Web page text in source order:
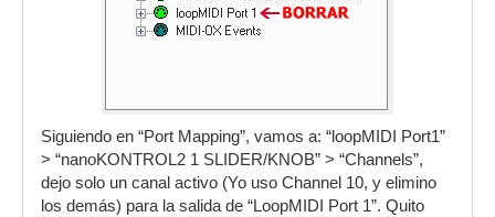
Siguiendo en “Port Mapping”, vamos a: “loopMIDI Port1”
> “nanoKONTROL2 1 SLIDER/KNOB” > “Channels”,
dejo solo un canal activo (Yo uso Channel 10, y elimino
los demás) para la salida de “LoopMIDI Port 1”. Quito